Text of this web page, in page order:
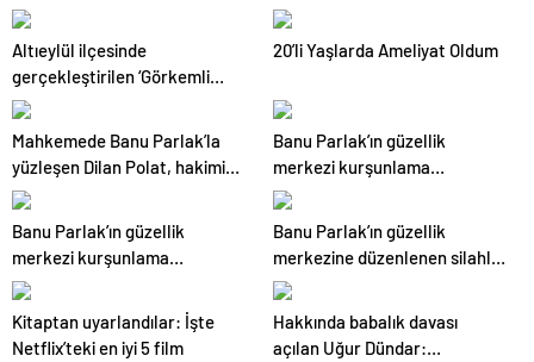
şikayetçi olmadı, çocuğa
Altıeylül ilçesinde
gerçekleştirilen ‘Görkemli
Hatıralar’ programı
20’li Yaşlarda Ameliyat Oldum
Mahkemede Banu Parlak’la
yüzleşen Dilan Polat, hakimin
kararını duyunca sinir krizi
Banu Parlak’ın güzellik
merkezi kurşunlama
davasında çiftin tutukluluk
Banu Parlak’ın güzellik
merkezi kurşunlama
davasında Dilan Polat’ın
savunması sırasında ağladığı
görüldü
Banu Parlak’ın güzellik
merkezine düzenlenen silahlı
saldırı davası başladı
Kitaptan uyarlandılar: İşte
Netflix’teki en iyi 5 film
Hakkında babalık davası
açılan Uğur Dündar: